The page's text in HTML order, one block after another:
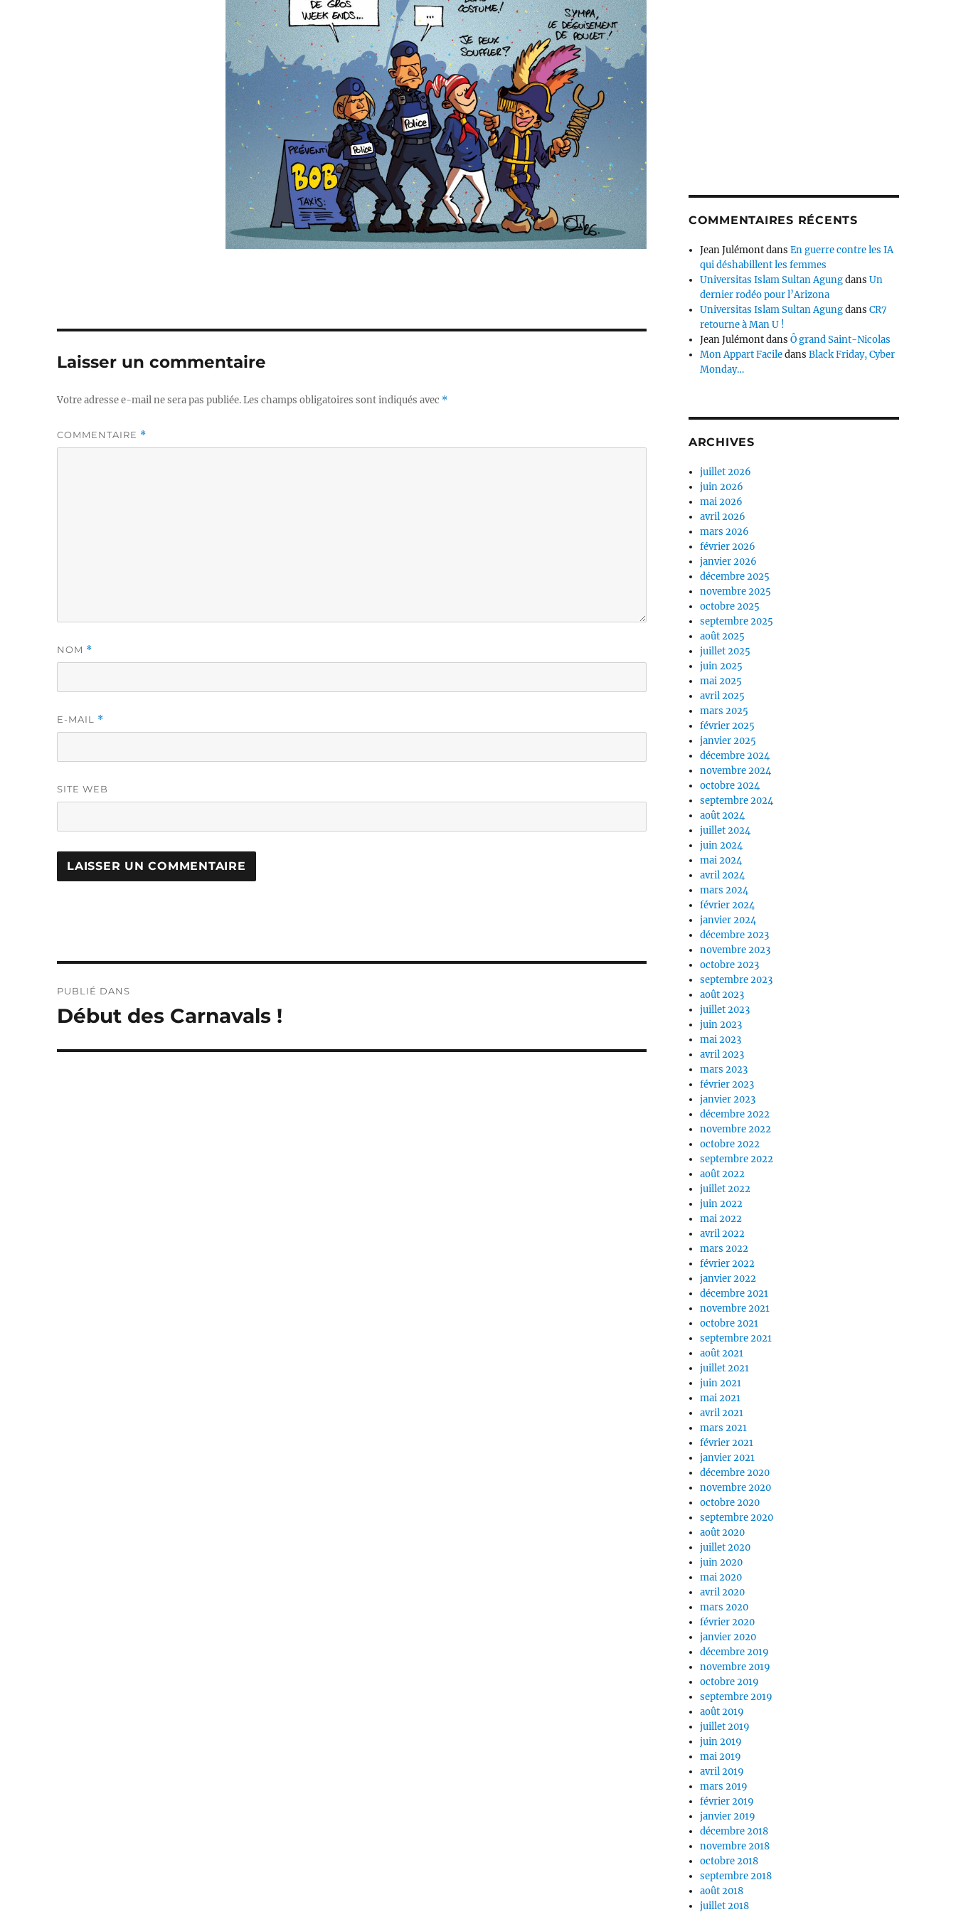
Laisser un commentaire
Votre adresse e-mail ne sera pas publiée.Les champs obligatoires sont indiqués avec *
COMMENTAIRE *
NOM *
E-MAIL *
SITE WEB
de
PUBLIÉ DANS
Début des Carnavals !
COMMENTAIRES RÉCENTS
Jean JulémontdansEn guerre contre les IA
qui déshabillent les femmes
Universitas Islam Sultan AgungdansUn
dernier rodéo pour l’Arizona
Universitas Islam Sultan AgungdansCR7
retourne à Man U !
Jean JulémontdansÔ grand Saint-Nicolas
Mon Appart FaciledansBlack Friday, Cyber
Monday…
ARCHIVES
juillet 2026
juin 2026
mai 2026
avril 2026
mars 2026
février 2026
janvier 2026
décembre 2025
novembre 2025
octobre 2025
septembre 2025
août 2025
juillet 2025
juin 2025
mai 2025
avril 2025
mars 2025
février 2025
janvier 2025
décembre 2024
novembre 2024
octobre 2024
septembre 2024
août 2024
juillet 2024
juin 2024
mai 2024
avril 2024
mars 2024
février 2024
janvier 2024
décembre 2023
novembre 2023
octobre 2023
septembre 2023
août 2023
juillet 2023
juin 2023
mai 2023
avril 2023
mars 2023
février 2023
janvier 2023
décembre 2022
novembre 2022
octobre 2022
septembre 2022
août 2022
juillet 2022
juin 2022
mai 2022
avril 2022
mars 2022
février 2022
janvier 2022
décembre 2021
novembre 2021
octobre 2021
septembre 2021
août 2021
juillet 2021
juin 2021
mai 2021
avril 2021
mars 2021
février 2021
janvier 2021
décembre 2020
novembre 2020
octobre 2020
septembre 2020
août 2020
juillet 2020
juin 2020
mai 2020
avril 2020
mars 2020
février 2020
janvier 2020
décembre 2019
novembre 2019
octobre 2019
septembre 2019
août 2019
juillet 2019
juin 2019
mai 2019
avril 2019
mars 2019
février 2019
janvier 2019
décembre 2018
novembre 2018
octobre 2018
septembre 2018
août 2018
juillet 2018